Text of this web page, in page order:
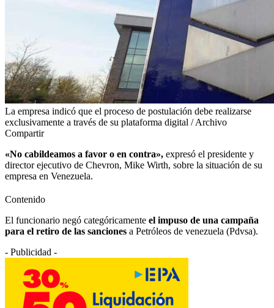
La empresa indicó que el proceso de postulación debe realizarse
exclusivamente a través de su plataforma digital / Archivo
Compartir
«No cabildeamos a favor o en contra», expresó el presidente y
director ejecutivo de Chevron, Mike Wirth, sobre la situación de su
empresa en Venezuela.
Contenido
El funcionario negó categóricamente el impuso de una campaña
para el retiro de las sanciones a Petróleos de venezuela (Pdvsa).
- Publicidad -